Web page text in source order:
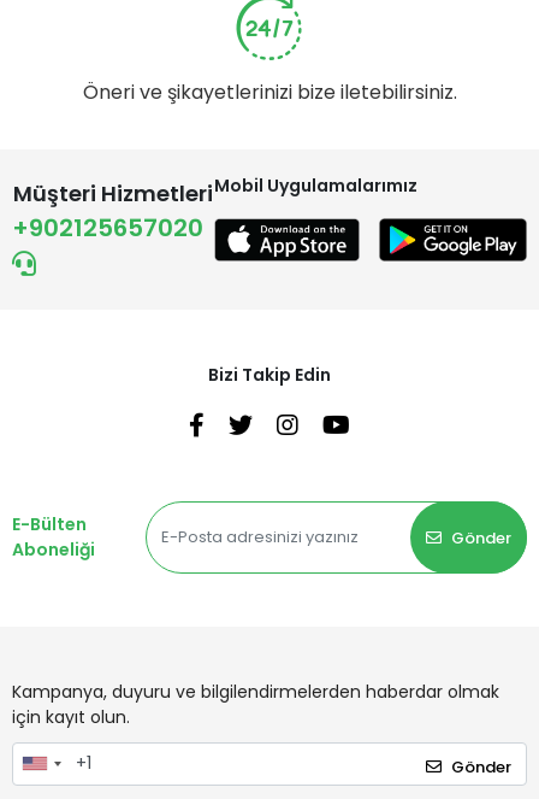
Öneri ve şikayetlerinizi bize iletebilirsiniz.
Müşteri Hizmetleri
+902125657020
Mobil Uygulamalarımız
Bizi Takip Edin
E-Bülten
Aboneliği
Gönder
Kampanya, duyuru ve bilgilendirmelerden haberdar olmak
için kayıt olun.
Gönder